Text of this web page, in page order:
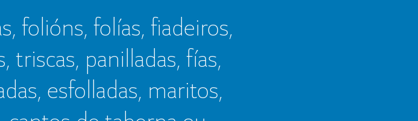
folións, folías, fiadeiros,
triscas, panilladas, fías,
esfolladas, maritos,